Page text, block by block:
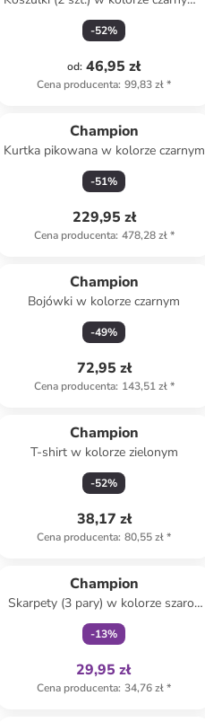
granatowym
-52%
od: 46,95 zł
Cena producenta: 99,83 zł*
Champion
Kurtka pikowana w kolorze czarnym
-51%
229,95 zł
Cena producenta: 478,28 zł*
Champion
Bojówki w kolorze czarnym
-49%
72,95 zł
Cena producenta: 143,51 zł*
Champion
T-shirt w kolorze zielonym
-52%
38,17 zł
Cena producenta: 80,55 zł*
Champion
Skarpety (3 pary) w kolorze szaro-
biało-czarnym
-13%
29,95 zł
Cena producenta: 34,76 zł*